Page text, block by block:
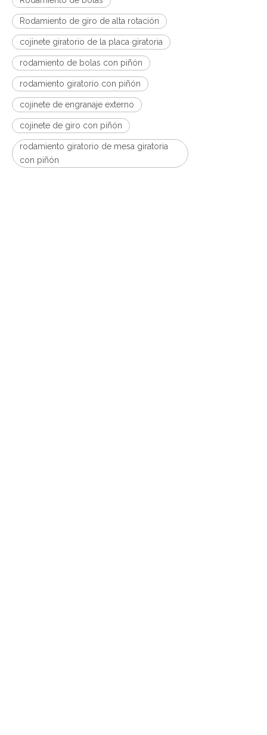
Rodamiento de giro de alta rotación
cojinete giratorio de la placa giratoria
rodamiento de bolas con piñón
rodamiento giratorio con piñón
cojinete de engranaje externo
cojinete de giro con piñón
rodamiento giratorio de mesa giratoria
con piñón